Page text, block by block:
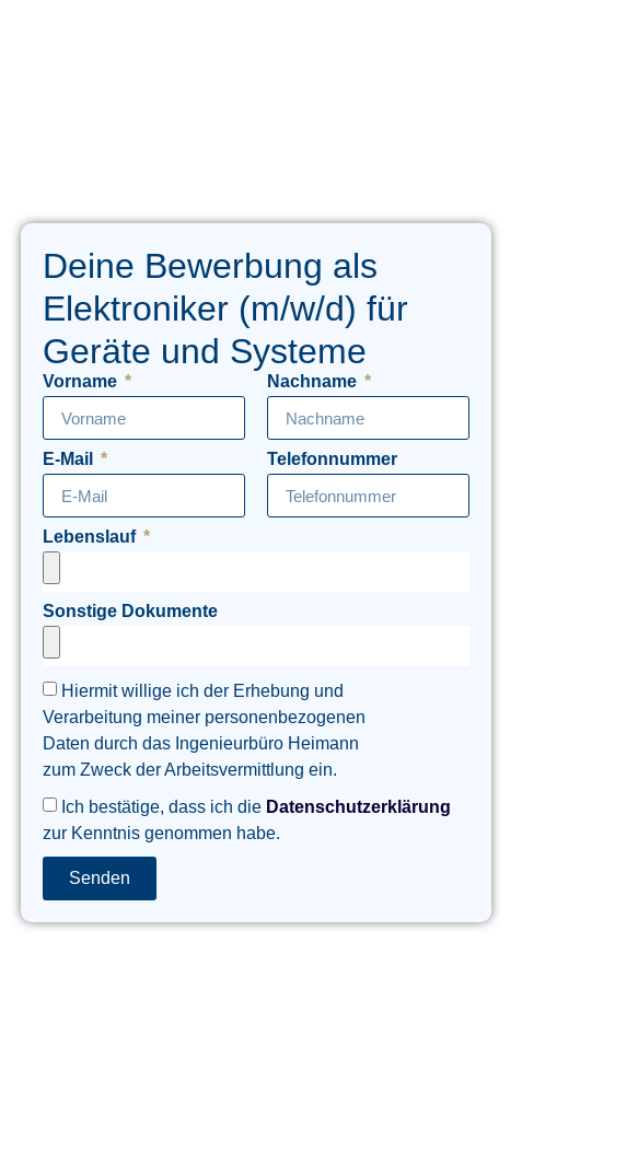
Deine Bewerbung als
Elektroniker (m/w/d) für
Geräte und Systeme
Vorname Nachname
E-Mail Telefonnummer
Lebenslauf
Sonstige Dokumente
Hiermit willige ich der Erhebung und
Verarbeitung meiner personenbezogenen
Daten durch das Ingenieurbüro Heimann
zum Zweck der Arbeitsvermittlung ein.
Ich bestätige, dass ich die Datenschutzerklärung
zur Kenntnis genommen habe.
Senden